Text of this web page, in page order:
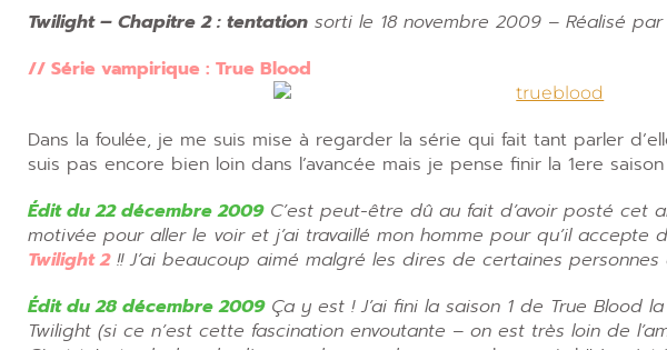
Twilight – Chapitre 2 : tentation sorti le 18 novembre 2009 – Réalisé
// Série vampirique : True Blood
Dans la foulée, je me suis mise à regarder la série qui fait tant parler
suis pas encore bien loin dans l’avancée mais je pense finir la 1ere
Édit du 22 décembre 2009C’est peut-être dû au fait d’avoir posté cet
motivée pour aller le voir et j’ai travaillé mon homme pour qu’il accepte
Twilight 2!! J’ai beaucoup aimé malgré les dires de certaines
Édit du 28 décembre 2009Ça y est ! J’ai fini la saison 1 de True Blood
Twilight (si ce n’est cette fascination envoutante – on est très loin de